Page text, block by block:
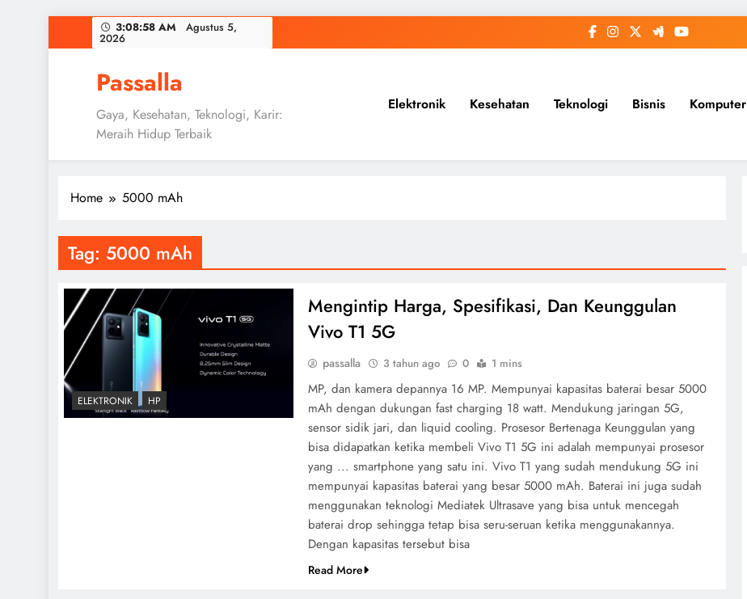
to
3:08:59 AM Agustus 5,
2026
Passalla
Gaya, Kesehatan, Teknologi, Karir:
Meraih Hidup Terbaik
Elektronik Kesehatan Teknologi Bisnis Komputer
Home 5000 mAh
Tag: 5000 mAh
ELEKTRONIK HP
Mengintip Harga, Spesifikasi, Dan Keunggulan
Vivo T1 5G
passalla 3 tahun ago 0 1 mins
MP, dan kamera depannya 16 MP. Mempunyai kapasitas baterai besar 5000
mAh dengan dukungan fast charging 18 watt. Mendukung jaringan 5G,
sensor sidik jari, dan liquid cooling. Prosesor Bertenaga Keunggulan yang
bisa didapatkan ketika membeli Vivo T1 5G ini adalah mempunyai prosesor
yang ... smartphone yang satu ini. Vivo T1 yang sudah mendukung 5G ini
mempunyai kapasitas baterai yang besar 5000 mAh. Baterai ini juga sudah
menggunakan teknologi Mediatek Ultrasave yang bisa untuk mencegah
baterai drop sehingga tetap bisa seru-seruan ketika menggunakannya.
Dengan kapasitas tersebut bisa
Read More